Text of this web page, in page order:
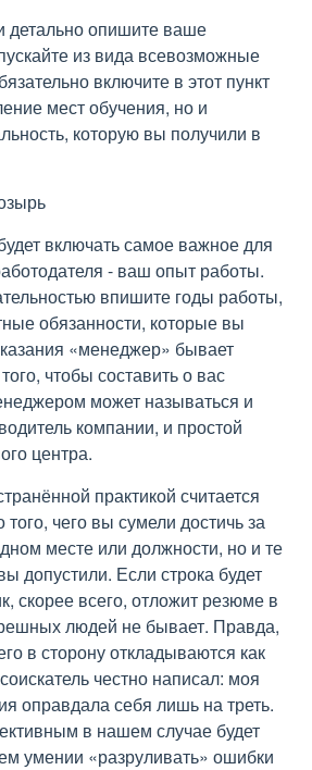
детально опишите ваше
из вида всевозможные
включите в этот пункт
мест обучения, но и
которую вы получили в
включать самое важное для
- ваш опыт работы.
впишите годы работы,
обязанности, которые вы
«менеджер» бывает
чтобы составить о вас
может называться и
компании, и простой
центра.
практикой считается
чего вы сумели достичь за
месте или должности, но и те
допустили. Если строка будет
скорее всего, отложит резюме в
людей не бывает. Правда,
в сторону откладываются как
честно написал: моя
оправдала себя лишь на треть.
в нашем случае будет
умении «разруливать» ошибки